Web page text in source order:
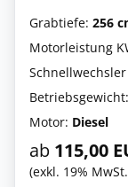
Grabtiefe: 256
Motorleistung
Betriebsgewicht:
Motor: Diesel
ab 115,00
(exkl. 19%